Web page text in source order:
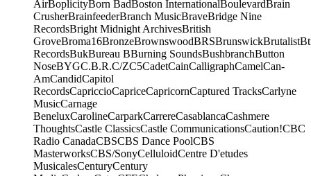
AirBoplicityBorn BadBoston InternationalBoulevardBrain
CrusherBrainfeederBranch MusicBraveBridge Nine
RecordsBright Midnight ArchivesBritish
GroveBroma16BronzeBrownswoodBRSBrunswickBrutalist
RecordsBukBureau BBurning SoundsBushbranchButton
NoseBYGC.B.R.C/ZC5CadetCainCalligraphCamelCan-
AmCandidCapitol
RecordsCapriccioCapriceCapricornCaptured TracksCarlyne
MusicCarnage
BeneluxCarolineCarparkCarrereCasablancaCashmere
ThoughtsCastle ClassicsCastle CommunicationsCaution!CBC
Radio CanadaCBSCBS Dance PoolCBS
MasterworksCBS/SonyCelluloidCentre D'etudes
MusicalesCenturyCentury